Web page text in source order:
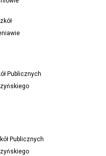
Publicznych
Publicznych